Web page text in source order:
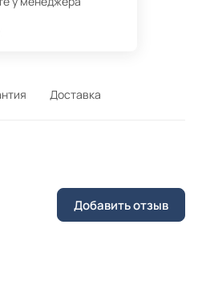
Доставка
Добавить отзыв